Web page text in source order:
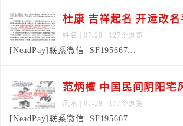
杜康 吉祥起名 开运改名
姓名 | 07-28 | 127个浏览
[NeadPay]联系微信 SF195667...
风水 | 07-28 | 117个浏览
[NeadPay]联系微信 SF195667...